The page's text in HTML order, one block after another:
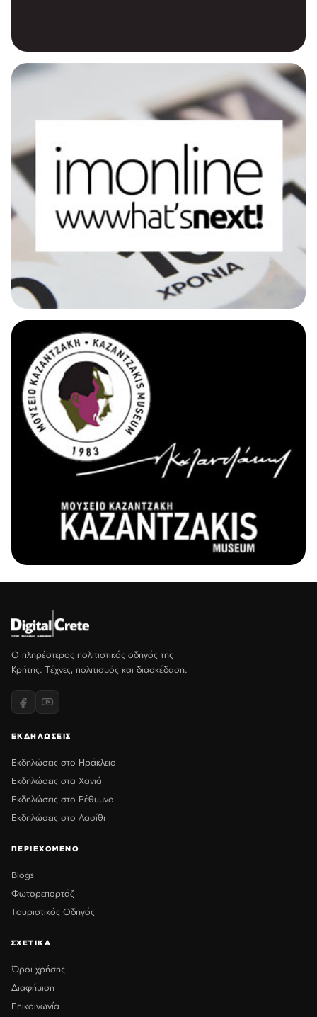
Ο πληρέστερος πολιτιστικός οδηγός της
Κρήτης. Τέχνες, πολιτισμός και διασκέδαση.
ΕΚΔΗΛΩΣΕΙΣ
Εκδηλώσεις στο Ηράκλειο
Εκδηλώσεις στα Χανιά
Εκδηλώσεις στο Ρέθυμνο
Εκδηλώσεις στο Λασίθι
ΠΕΡΙΕΧΟΜΕΝΟ
Blogs
Φωτορεπορτάζ
Τουριστικός Οδηγός
ΣΧΕΤΙΚΑ
Όροι χρήσης
Διαφήμιση
Επικοινωνία